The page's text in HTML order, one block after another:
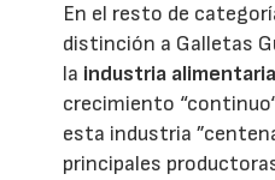
En el resto de
distinción a Galletas
la industria alimentaria
crecimiento
esta industria
principales